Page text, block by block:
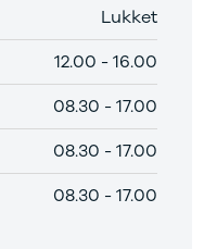
Lukket
12.00 -16.00
08.30 -17.00
08.30 -17.00
08.30 -17.00